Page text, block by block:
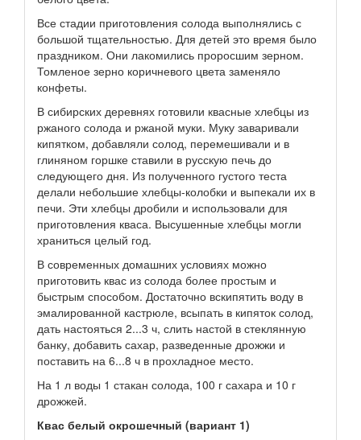
Все стадии приготовления солода выполнялись с
большой тщательностью. Для детей это время было
праздником. Они лакомились проросшим зерном.
Томленое зерно коричневого цвета заменяло
конфеты.
В сибирских деревнях готовили квасные хлебцы из
ржаного солода и ржаной муки. Муку заваривали
кипятком, добавляли солод, перемешивали и в
глиняном горшке ставили в русскую печь до
следующего дня. Из полученного густого теста
делали небольшие хлебцы-колобки и выпекали их в
печи. Эти хлебцы дробили и использовали для
приготовления кваса. Высушенные хлебцы могли
храниться целый год.
В современных домашних условиях можно
приготовить квас из солода более простым и
быстрым способом. Достаточно вскипятить воду в
эмалированной кастрюле, всыпать в кипяток солод,
дать настояться 2...3 ч, слить настой в стеклянную
банку, добавить сахар, разведенные дрожжи и
поставить на 6...8 ч в прохладное место.
На 1 л воды 1 стакан солода, 100 г сахара и 10 г
дрожжей.
Квас белый окрошечный (вариант 1)